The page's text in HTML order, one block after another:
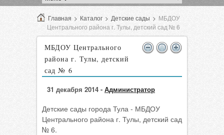
Главная > Каталог > Детские сады > МБДОУ
Центрального района г. Тулы, детский сад № 6
МБДОУ Центрального
района г. Тулы, детский
сад № 6
31 декабря 2014 - Администратор
Детские сады города Тула - МБДОУ
Центрального района г. Тулы, детский сад
№ 6.